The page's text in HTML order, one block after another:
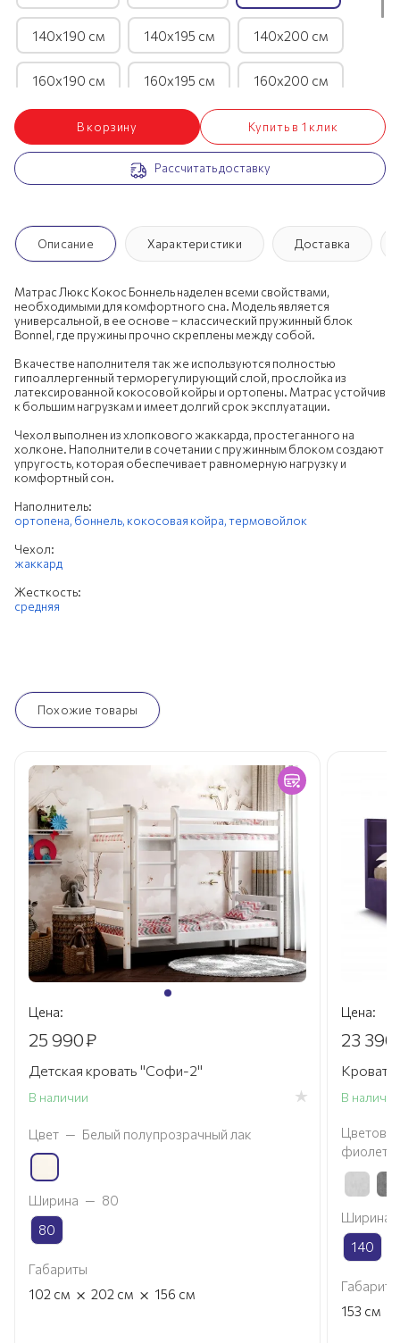
140х190 см 140х195 см 140х200 см
160х190 см 160х195 см 160х200 см
180х190 см 180х195 см 180х200 см
200х195 см 200х200 см
В корзину Купить в 1 клик
Рассчитать доставку
Описание Характеристики Доставка
Матрас Люкс Кокос Боннель наделен всеми свойствами,
необходимыми для комфортного сна. Модель является
универсальной, в ее основе – классический пружинный блок
Bonnel, где пружины прочно скреплены между собой.
В качестве наполнителя так же используются полностью
гипоаллергенный терморегулирующий слой, прослойка из
латексированной кокосовой койры и ортопены. Матрас устойчив
к большим нагрузкам и имеет долгий срок эксплуатации.
Чехол выполнен из хлопкового жаккарда, простеганного на
холконе. Наполнители в сочетании с пружинным блоком создают
упругость, которая обеспечивает равномерную нагрузку и
комфортный сон.
Наполнитель:
ортопена, боннель, кокосовая койра,термовойлок
Чехол:
жаккард
Жесткость:
средняя
Похожие товары
Цена:
25 990₽
Детская кровать "Софи-2"
В наличии
Цвет — Белый полупрозрачный лак
Ширина — 80
80
Габариты
102 см × 202 см × 156 см
Цена:
23 390
В наличии
Ширина
140
Габариты
153 см